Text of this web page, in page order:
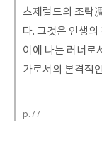
츠제럴드의 조락
다. 그것은 인생
이에 나는 러너로
가로서의 본격적
p.77